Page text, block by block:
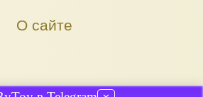
О сайте